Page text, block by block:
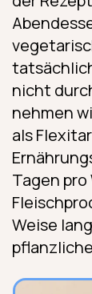
nicht
nehmen
als
Tagen
Weise